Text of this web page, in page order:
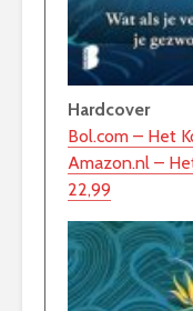
Hardcover
Bol.com – Het
Amazon.nl –
22,99